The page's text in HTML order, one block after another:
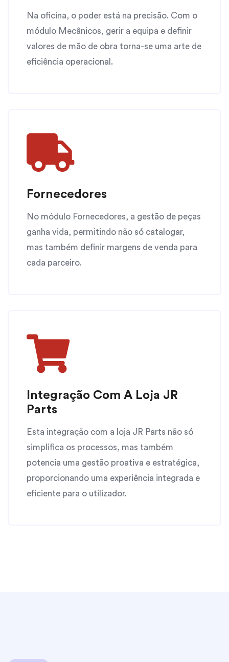
Na oficina, o poder está na precisão. Com o
módulo Mecânicos, gerir a equipa e definir
valores de mão de obra torna-se uma arte de
eficiência operacional.
Fornecedores
No módulo Fornecedores, a gestão de peças
ganha vida, permitindo não só catalogar,
mas também definir margens de venda para
cada parceiro.
Integração Com A Loja JR
Parts
Esta integração com a loja JR Parts não só
simplifica os processos, mas também
potencia uma gestão proativa e estratégica,
proporcionando uma experiência integrada e
eficiente para o utilizador.